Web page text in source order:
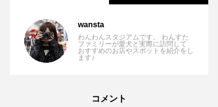
wansta
わんわんスタジアムです。 わんすた
ファミリーが愛犬と実際に訪問して
おすすめのお店やスポットを紹介をし
ます♪
2026.08.03 【関西】愛犬とSUPを楽しめるおすすめ
スポット5選！琵琶湖・淡路島で水上散歩
2026.07.28 【2026年最新版】犬と行ける大阪のビー
コメント